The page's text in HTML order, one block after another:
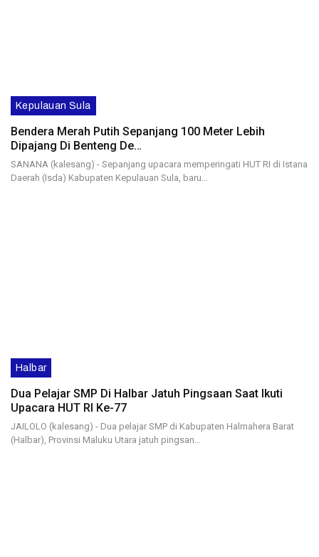
Kepulauan Sula
Bendera Merah Putih Sepanjang 100 Meter Lebih
Dipajang Di Benteng De…
SANANA (kalesang) - Sepanjang upacara memperingati HUT RI di Istana
Daerah (Isda) Kabupaten Kepulauan Sula, baru…
Halbar
Dua Pelajar SMP Di Halbar Jatuh Pingsaan Saat Ikuti
Upacara HUT RI Ke-77
JAILOLO (kalesang) - Dua pelajar SMP di Kabupaten Halmahera Barat
(Halbar), Provinsi Maluku Utara jatuh pingsan…